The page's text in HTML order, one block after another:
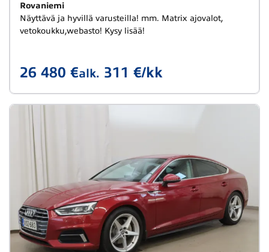
Rovaniemi
Näyttävä ja hyvillä varusteilla! mm. Matrix ajovalot,
vetokoukku,webasto! Kysy lisää!
26 480 €alk. 311 €/kk